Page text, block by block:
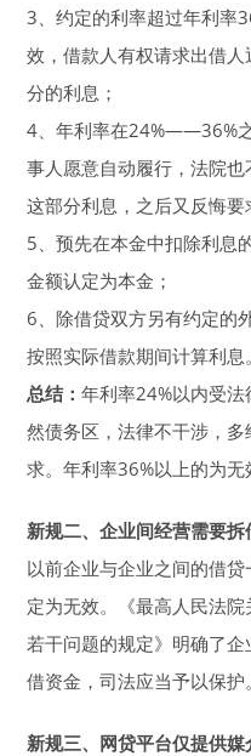
3、约定的利率超过年利率
效，借款人有权请求出借
分的利息；
4、年利率在24%——36%
事人愿意自动履行，法院
这部分利息，之后又反悔要
5、预先在本金中扣除利息
金额认定为本金；
6、除借贷双方另有约定的
按照实际借款期间计算利息。
总结：年利率24%以内受
然债务区，法律不干涉，
求。年利率36%以上的为无
新规二、企业间经营需要拆
以前企业与企业之间的借
定为无效。《最高人民法
若干问题的规定》明确了
借资金，司法应当予以保护。
新规三、网贷平台仅提供媒